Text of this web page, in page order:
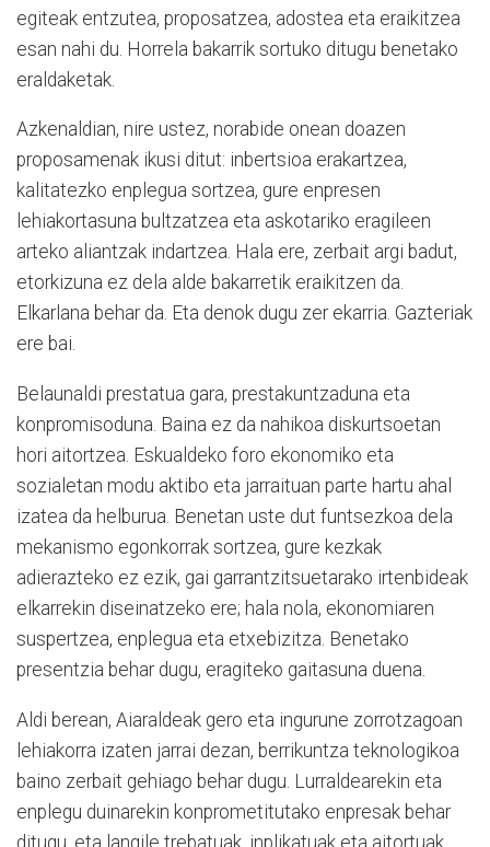
egiteak entzutea, proposatzea, adostea eta eraikitzea
esan nahi du. Horrela bakarrik sortuko ditugu benetako
eraldaketak.
Azkenaldian, nire ustez, norabide onean doazen
proposamenak ikusi ditut: inbertsioa erakartzea,
kalitatezko enplegua sortzea, gure enpresen
lehiakortasuna bultzatzea eta askotariko eragileen
arteko aliantzak indartzea. Hala ere, zerbait argi badut,
etorkizuna ez dela alde bakarretik eraikitzen da.
Elkarlana behar da. Eta denok dugu zer ekarria. Gazteriak
ere bai.
Belaunaldi prestatua gara, prestakuntzaduna eta
konpromisoduna. Baina ez da nahikoa diskurtsoetan
hori aitortzea. Eskualdeko foro ekonomiko eta
sozialetan modu aktibo eta jarraituan parte hartu ahal
izatea da helburua. Benetan uste dut funtsezkoa dela
mekanismo egonkorrak sortzea, gure kezkak
adierazteko ez ezik, gai garrantzitsuetarako irtenbideak
elkarrekin diseinatzeko ere; hala nola, ekonomiaren
suspertzea, enplegua eta etxebizitza. Benetako
presentzia behar dugu, eragiteko gaitasuna duena.
Aldi berean, Aiaraldeak gero eta ingurune zorrotzagoan
lehiakorra izaten jarrai dezan, berrikuntza teknologikoa
baino zerbait gehiago behar dugu. Lurraldearekin eta
enplegu duinarekin konprometitutako enpresak behar
ditugu, eta langile trebatuak, inplikatuak eta aitortuak.